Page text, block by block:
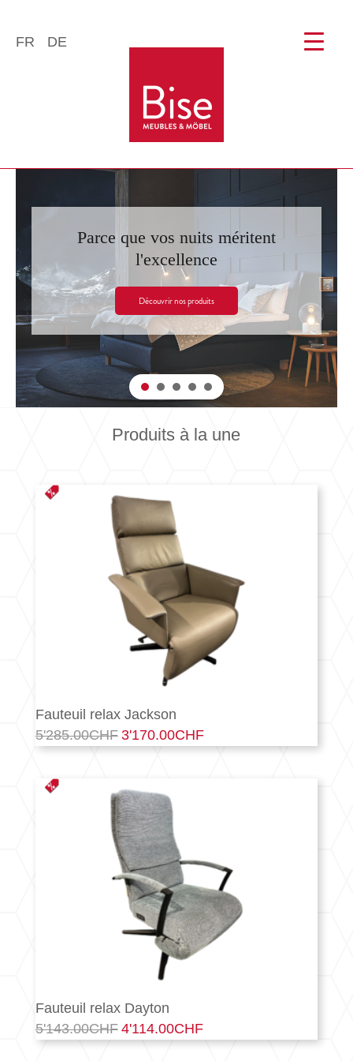
FR DE
Parce que vos nuits méritent
l'excellence
Découvrir nos produits
Produits à la une
Fauteuil relax Jackson
5'285.00CHF Le
était :
5'285.00CHF.
3'170.00CHFLe
prix
Fauteuil relax Dayton
5'143.00CHF Le
4'114.00CHFLe
prix